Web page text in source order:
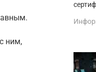
ним,